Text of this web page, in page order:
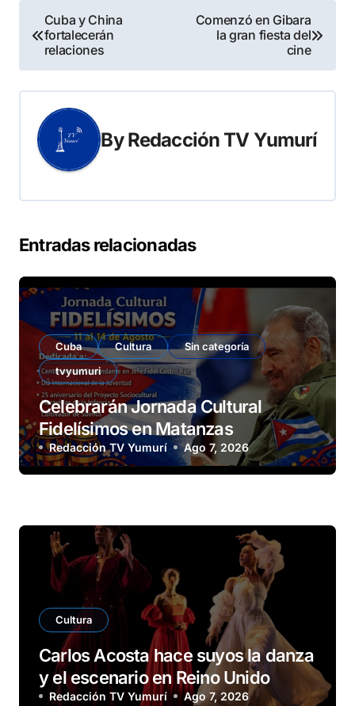
Navegación
de
entradas
Cuba y China
fortalecerán
relaciones
Comenzó en Gibara
la gran fiesta del
cine
ByRedacción TV Yumurí
Entradas relacionadas
Cuba Cultura
Sin categoría
tvyumuri
Celebrarán Jornada Cultural
Fidelísimos en Matanzas
Redacción TV Yumurí Ago 7, 2026
Cultura
Carlos Acosta hace suyos la danza
y el escenario en Reino Unido
Redacción TV Yumurí Ago 7, 2026